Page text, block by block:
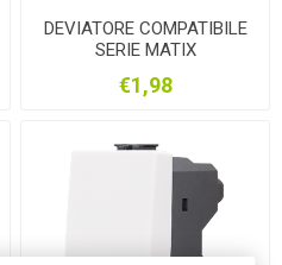
DEVIATORE COMPATIBILE
SERIE MATIX
€1,98